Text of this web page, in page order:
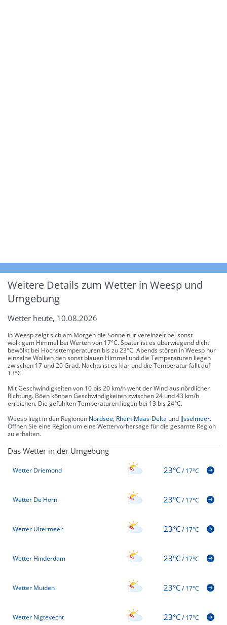
Weitere Details zum Wetter in Weesp und
Umgebung
Wetter heute, 10.08.2026
In Weesp zeigt sich am Morgen die Sonne nur vereinzelt bei sonst
wolkigem Himmel bei Werten von 17°C. Später ist es überwiegend dicht
bewölkt bei Höchsttemperaturen bis zu 23°C. Abends stören in Weesp nur
einzelne Wolken den sonst blauen Himmel und die Temperaturen liegen
zwischen 17 und 20 Grad. Nachts ist es klar und die Temperatur fällt auf
13°C.
Mit Geschwindigkeiten von 10 bis 20 km/h weht der Wind aus nördlicher
Richtung. Böen können Geschwindigkeiten zwischen 24 und 43 km/h
erreichen. Die gefühlten Temperaturen liegen bei 13 bis 24°C.
Weesp liegt in den Regionen Nordsee, Rhein-Maas-Delta und IJsselmeer.
Öffnen Sie eine Region um eine Wettervorhersage für die gesamte Region
zu erhalten.
Das Wetter in der Umgebung
Wetter Driemond 23°C/17°C
Wetter De Horn 23°C/17°C
Wetter Uitermeer 23°C/17°C
Wetter Hinderdam 23°C/17°C
Wetter Muiden 23°C/17°C
Wetter Nigtevecht 23°C/17°C